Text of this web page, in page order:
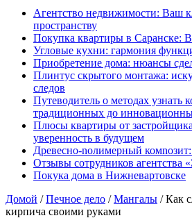
Агентство недвижимости: Ваш
пространству
Покупка квартиры в Саранске:
Угловые кухни: гармония
Приобретение дома: нюансы
Плинтус скрытого монтажа:
следов
Путеводитель о методах узнать
традиционных до
Плюсы квартиры от
уверенность в будущем
Древесно-nолимерный комnозит:
Отзывы сотрудников агентства
Покука дома в Нижневартовске
Домой / Печное дело / Мангалы / Как
кирпича своими руками